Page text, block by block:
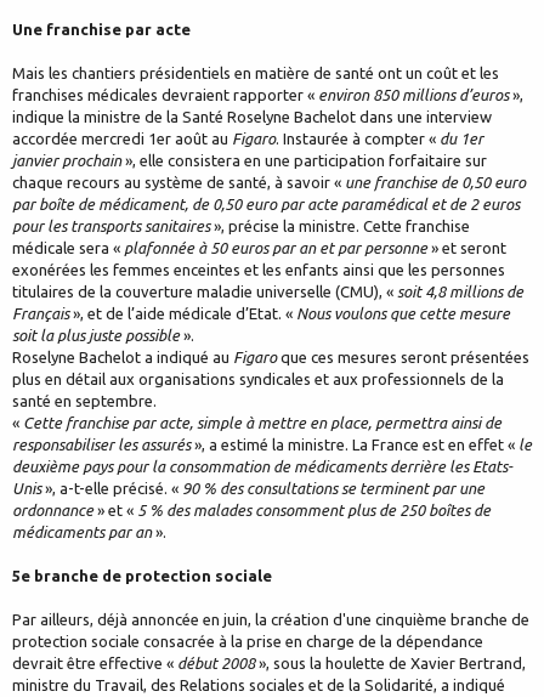
Une franchise par acte
Mais les chantiers présidentiels en matière de santé ont un coût et les
franchises médicales devraient rapporter « environ 850 millions d’euros»,
indique la ministre de la Santé Roselyne Bachelot dans une interview
accordée mercredi 1er août au Figaro. Instaurée à compter « du 1er
janvier prochain», elle consistera en une participation forfaitaire sur
chaque recours au système de santé, à savoir « une franchise de 0,50 euro
par boîte de médicament, de 0,50 euro par acte paramédical et de 2 euros
pour les transports sanitaires», précise la ministre. Cette franchise
médicale sera « plafonnée à 50 euros par an et par personne» et seront
exonérées les femmes enceintes et les enfants ainsi que les personnes
titulaires de la couverture maladie universelle (CMU), « soit 4,8 millions de
Français», et de l’aide médicale d’Etat. « Nous voulons que cette mesure
soit la plus juste possible».
Roselyne Bachelot a indiqué au Figaroque ces mesures seront présentées
plus en détail aux organisations syndicales et aux professionnels de la
santé en septembre.
« Cette franchise par acte, simple à mettre en place, permettra ainsi de
responsabiliser les assurés», a estimé la ministre. La France est en effet « le
deuxième pays pour la consommation de médicaments derrière les Etats-
Unis», a-t-elle précisé. « 90 % des consultations se terminent par une
ordonnance» et « 5 % des malades consomment plus de 250 boîtes de
médicaments par an».
5e branche de protection sociale
Par ailleurs, déjà annoncée en juin, la création d'une cinquième branche de
protection sociale consacrée à la prise en charge de la dépendance
devrait être effective « début 2008», sous la houlette de Xavier Bertrand,
ministre du Travail, des Relations sociales et de la Solidarité, a indiqué